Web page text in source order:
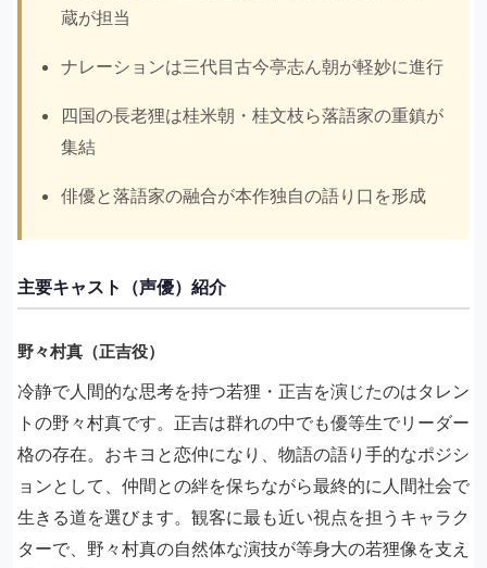
蔵が担当
ナレーションは三代目古今亭志ん朝が軽妙に進行
四国の長老狸は桂米朝・桂文枝ら落語家の重鎮が
集結
俳優と落語家の融合が本作独自の語り口を形成
主要キャスト（声優）紹介
野々村真（正吉役）
冷静で人間的な思考を持つ若狸・正吉を演じたのはタレン
トの野々村真です。正吉は群れの中でも優等生でリーダー
格の存在。おキヨと恋仲になり、物語の語り手的なポジシ
ョンとして、仲間との絆を保ちながら最終的に人間社会で
生きる道を選びます。観客に最も近い視点を担うキャラク
ターで、野々村真の自然体な演技が等身大の若狸像を支え